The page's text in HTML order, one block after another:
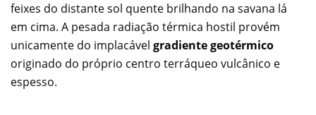
feixes do distante sol quente brilhando na savana lá
em cima. A pesada radiação térmica hostil provém
unicamente do implacável gradiente geotérmico
originado do próprio centro terráqueo vulcânico e
espesso.